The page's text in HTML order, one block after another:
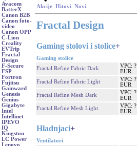
Avacom
BatterX
Canon B2B
Canon foto-
video
Canon OPP
C-Lion
Creality
EVTrip
Fractal
Design
F-Secure
FSP -
Fortron
Fujitsu
Gainward
Genesis
Genius
Gigabyte
Intel
Intellinet
IPEVO
IQ
Kingston
LC Power
Lenovo
Akcije Hitovi Novi
Fractal Design
Gaming stolovi i stolice+
Gaming stolice
Fractal Refine Fabric Dark
VPC: ?
EUR
Fractal Refine Fabric Light
VPC: ?
EUR
Fractal Refine Mesh Dark
VPC: ?
EUR
Fractal Refine Mesh Light
VPC: ?
EUR
Hladnjaci+
Ventilatori